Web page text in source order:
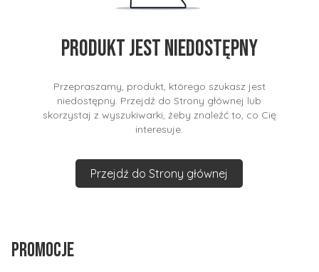
Produkt jest niedostępny
Przepraszamy, produkt, którego szukasz jest
niedostępny. Przejdź do Strony głównej lub
skorzystaj z wyszukiwarki, żeby znaleźć to, co Cię
interesuje.
Przejdź do Strony głównej
Promocje